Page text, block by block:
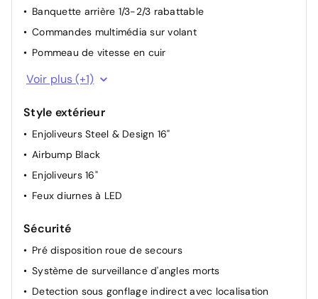
Banquette arrière 1/3-2/3 rabattable
Commandes multimédia sur volant
Pommeau de vitesse en cuir
Volant croûte de cuir
Voir plus (+1)
Style extérieur
Enjoliveurs Steel & Design 16"
Airbump Black
Enjoliveurs 16"
Feux diurnes à LED
Sécurité
Pré disposition roue de secours
Système de surveillance d'angles morts
Detection sous gonflage indirect avec localisation